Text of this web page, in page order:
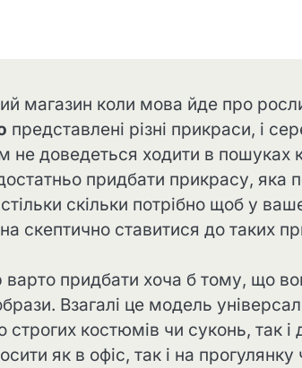
магазин коли мова йде про
представлені різні прикраси, і
не доведеться ходити в пошуках
придбати прикрасу, яка
скільки потрібно щоб у
скептично ставитися до таких
придбати хоча б тому, що
Взагалі це модель
строгих костюмів чи суконь, так
як в офіс, так і на